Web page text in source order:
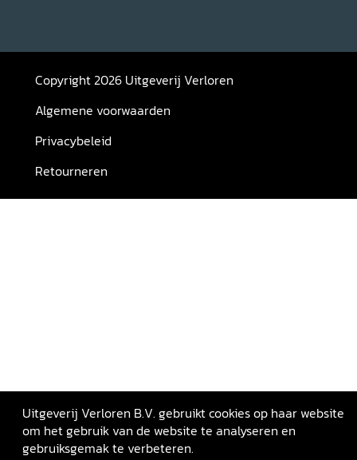
Copyright 2026 Uitgeverij Verloren
Algemene voorwaarden
Privacybeleid
Retourneren
Uitgeverij Verloren B.V. gebruikt cookies op haar website
om het gebruik van de website te analyseren en
gebruiksgemak te verbeteren.